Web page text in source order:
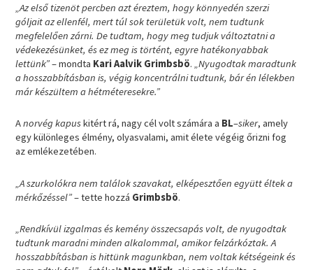
„Az első tizenöt percben azt éreztem, hogy könnyedén szerzi
góljait az ellenfél, mert túl sok területük volt, nem tudtunk
megfelelően zárni. De tudtam, hogy meg tudjuk változtatni a
védekezésünket, és ez meg is történt, egyre hatékonyabbak
lettünk”– mondta Kari Aalvik Grimbsbö.„Nyugodtak maradtunk
a hosszabbításban is, végig koncentrálni tudtunk, bár én lélekben
már készültem a hétméteresekre.”
Anorvég kapuskitért rá, nagy cél volt számára a BL–siker, amely
egy különleges élmény, olyasvalami, amit élete végéig őrizni fog
az emlékezetében.
„A szurkolókra nem találok szavakat, elképesztően együtt éltek a
mérkőzéssel”– tette hozzá Grimbsbö.
„Rendkívül izgalmas és kemény összecsapás volt, de nyugodtak
tudtunk maradni minden alkalommal, amikor felzárkóztak. A
hosszabbításban is hittünk magunkban, nem voltak kétségeink és